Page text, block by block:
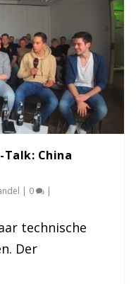
China
China
| 0 |
technische
Der